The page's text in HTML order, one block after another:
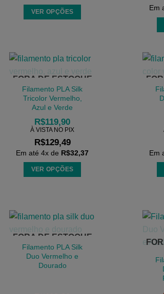
produto
VER OPÇÕES
várias
variantes.
opções
podem
ser
escolhidas
na
página
do
produto
Em
FORA DE ESTOQUE
Filamento PLA Silk
Tricolor Vermelho,
Azul e Verde
R$119,90
À VISTA NO PIX
R$129,49
Em até 4x de R$32,37
VER OPÇÕES
várias
variantes.
opções
podem
Em
FORA DE ESTOQUE
Filamento PLA Silk
Duo Vermelho e
Dourado